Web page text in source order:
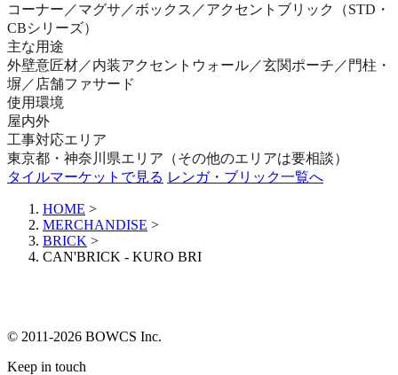
コーナー／マグサ／ボックス／アクセントブリック（STD・
CBシリーズ）
主な用途
外壁意匠材／内装アクセントウォール／玄関ポーチ／門柱・
塀／店舗ファサード
使用環境
屋内外
工事対応エリア
東京都・神奈川県エリア（その他のエリアは要相談）
タイルマーケットで見る レンガ・ブリック一覧へ
HOME >
MERCHANDISE >
BRICK >
CAN'BRICK - KURO BRI
© 2011-2026 BOWCS Inc.
Keep in touch